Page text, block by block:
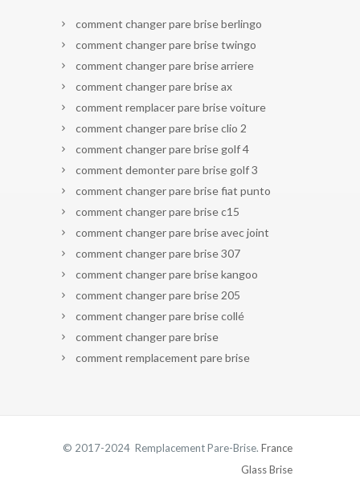
comment changer pare brise berlingo
comment changer pare brise twingo
comment changer pare brise arriere
comment changer pare brise ax
comment remplacer pare brise voiture
comment changer pare brise clio 2
comment changer pare brise golf 4
comment demonter pare brise golf 3
comment changer pare brise fiat punto
comment changer pare brise c15
comment changer pare brise avec joint
comment changer pare brise 307
comment changer pare brise kangoo
comment changer pare brise 205
comment changer pare brise collé
comment changer pare brise
comment remplacement pare brise
© 2017-2024 Remplacement Pare-Brise. France
Glass Brise